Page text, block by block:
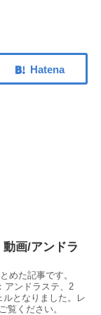
動画/アンドラ
めた記事です。
アンドラステ、2
となりました。レ
覧ください。